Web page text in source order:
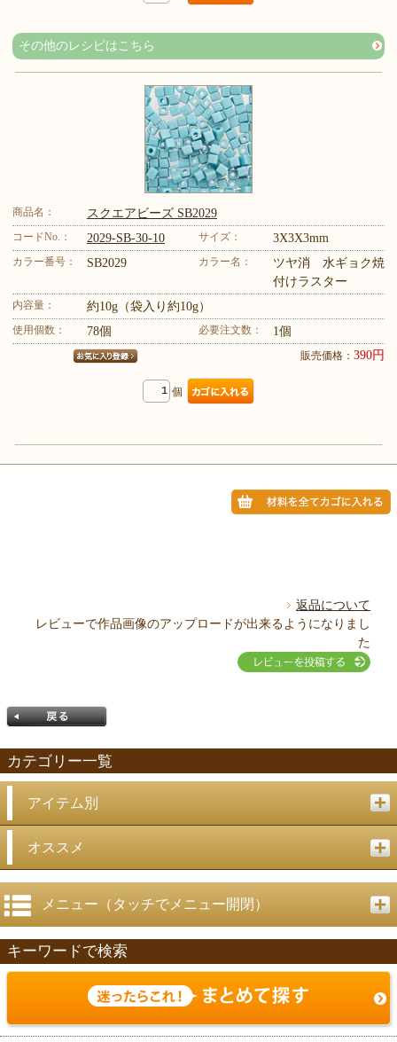
その他のレシピはこちら
商品名： スクエアビーズ SB2029
コードNo.： 2029-SB-30-10 サイズ： 3X3X3mm
カラー番号： SB2029 カラー名：
ツヤ消 水ギョク焼
付けラスター
内容量： 約10g（袋入り約10g）
使用個数： 78個 必要注文数： 1個
販売価格： 390円
個
返品について
レビューで作品画像のアップロードが出来るようになりまし
た
カテゴリー一覧
アイテム別
オススメ
メニュー（タッチでメニュー開閉）
キーワードで検索